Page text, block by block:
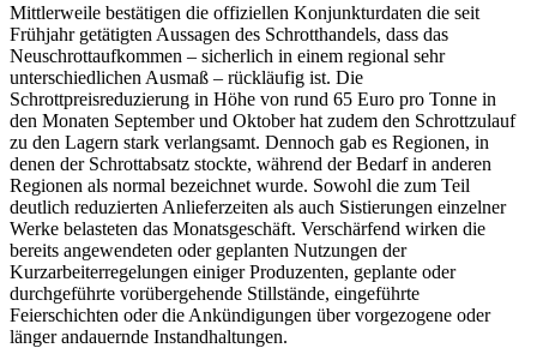
Mittlerweile bestätigen die offiziellen Konjunkturdaten die seit
Frühjahr getätigten Aussagen des Schrotthandels, dass das
Neuschrottaufkommen – sicherlich in einem regional sehr
unterschiedlichen Ausmaß – rückläufig ist. Die
Schrottpreisreduzierung in Höhe von rund 65 Euro pro Tonne in
den Monaten September und Oktober hat zudem den Schrottzulauf
zu den Lagern stark verlangsamt. Dennoch gab es Regionen, in
denen der Schrottabsatz stockte, während der Bedarf in anderen
Regionen als normal bezeichnet wurde. Sowohl die zum Teil
deutlich reduzierten Anlieferzeiten als auch Sistierungen einzelner
Werke belasteten das Monatsgeschäft. Verschärfend wirken die
bereits angewendeten oder geplanten Nutzungen der
Kurzarbeiterregelungen einiger Produzenten, geplante oder
durchgeführte vorübergehende Stillstände, eingeführte
Feierschichten oder die Ankündigungen über vorgezogene oder
länger andauernde Instandhaltungen.